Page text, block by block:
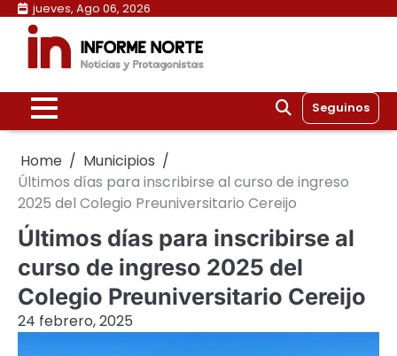
Skip
content
jueves, Ago 06, 2026
Seguinos
Home
Municipios
Últimos días para inscribirse al curso de ingreso
2025 del Colegio Preuniversitario Cereijo
Últimos días para inscribirse al
curso de ingreso 2025 del
Colegio Preuniversitario Cereijo
24 febrero, 2025